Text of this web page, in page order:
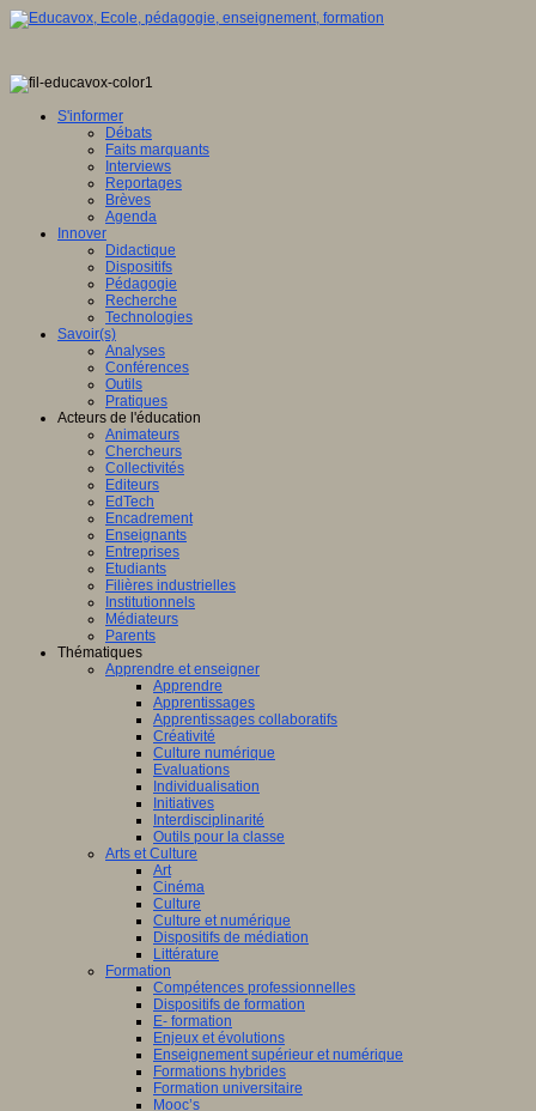
S'informer
Débats
Faits marquants
Interviews
Reportages
Brèves
Agenda
Innover
Didactique
Dispositifs
Pédagogie
Recherche
Technologies
Savoir(s)
Analyses
Conférences
Outils
Pratiques
Acteurs de l'éducation
Animateurs
Chercheurs
Collectivités
Editeurs
EdTech
Encadrement
Enseignants
Entreprises
Etudiants
Filières industrielles
Institutionnels
Médiateurs
Parents
Thématiques
Apprendre et enseigner
Apprendre
Apprentissages
Apprentissages collaboratifs
Créativité
Culture numérique
Evaluations
Individualisation
Initiatives
Interdisciplinarité
Outils pour la classe
Arts et Culture
Art
Cinéma
Culture
Culture et numérique
Dispositifs de médiation
Littérature
Formation
Compétences professionnelles
Dispositifs de formation
E- formation
Enjeux et évolutions
Enseignement supérieur et numérique
Formations hybrides
Formation universitaire
Mooc’s